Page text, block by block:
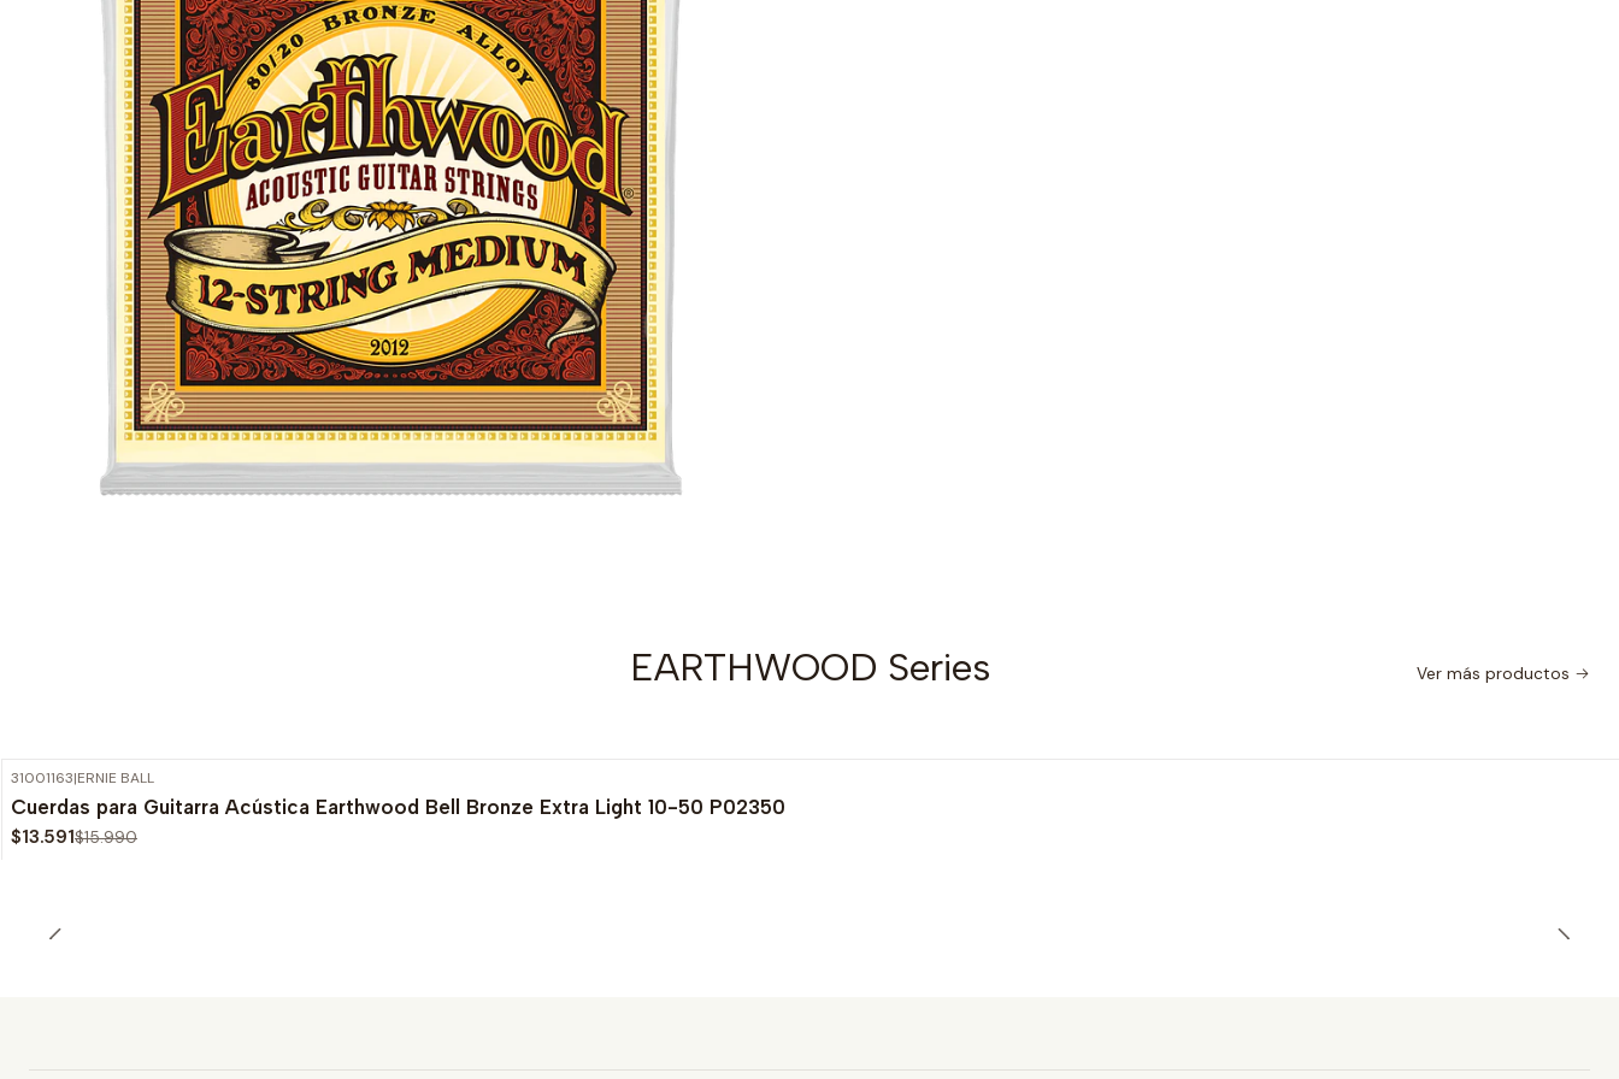
EARTHWOOD Series Ver más productos
OFF
31001163|ERNIE BALL
Cuerdas para Guitarra Acústica Earthwood Bell Bronze Extra Light 10-50 P02350
$13.591$15.990